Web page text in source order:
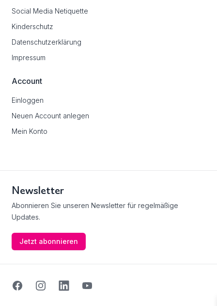
Social Media Netiquette
Kinderschutz
Datenschutzerklärung
Impressum
Account
Einloggen
Neuen Account anlegen
Mein Konto
Newsletter
Abonnieren Sie unseren Newsletter für regelmäßige
Updates.
Jetzt abonnieren
FacebookInstagramLinkedinYoutube